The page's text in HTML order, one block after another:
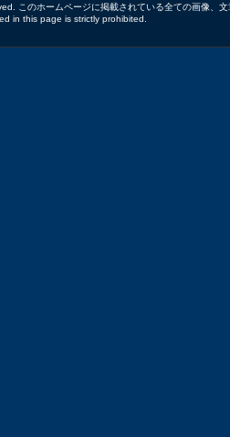
このホームページに掲載されている全ての画像、文
in this page is strictly prohibited.